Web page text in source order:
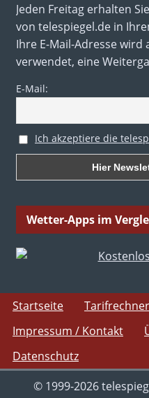
Jeden Freitag erhalten
von telespiegel.de in
Ihre E-Mail-Adresse
verwendet, eine
E-Mail:
Ich akzeptiere die
Wetter-Apps im
Startseite Tarifrechner
Impressum / Kontakt
Datenschutz
© 1999-2026